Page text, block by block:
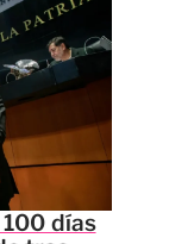
días